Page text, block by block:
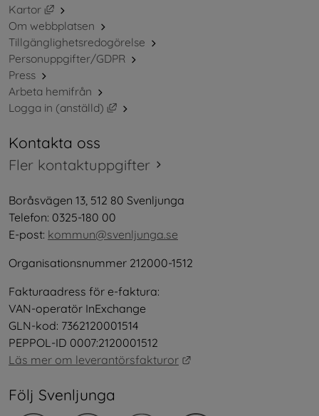
Kartor
Länk till annan webbplats, öppnas i nytt fönster.
Om webbplatsen
Tillgänglighetsredogörelse
Personuppgifter/GDPR
Press
Arbeta hemifrån
Logga in (anställd)
Länk till annan webbplats, öppnas i nytt
Kontakta oss
Fler kontaktuppgifter
Boråsvägen 13, 512 80 Svenljunga
Telefon: 0325-180 00
E-post: kommun@svenljunga.se
Organisationsnummer 212000-1512
Fakturaadress för e-faktura:
VAN-operatör InExchange
GLN-kod: 7362120001514
PEPPOL-ID 0007:2120001512
Läs mer om leverantörsfakturor
Följ Svenljunga